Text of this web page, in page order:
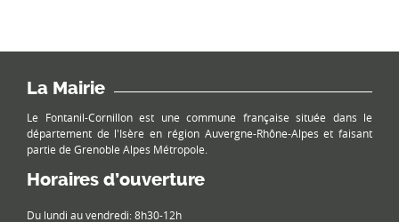
La Mairie
Le Fontanil-Cornillon est une commune française située dans le
département de l'Isère en région Auvergne-Rhône-Alpes et faisant
partie de Grenoble Alpes Métropole.
Horaires d’ouverture
Du lundi au vendredi: 8h30-12h